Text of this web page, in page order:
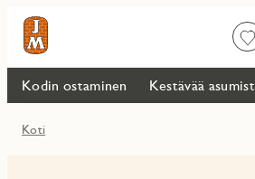
Kodin ostaminen Kestävää
Koti